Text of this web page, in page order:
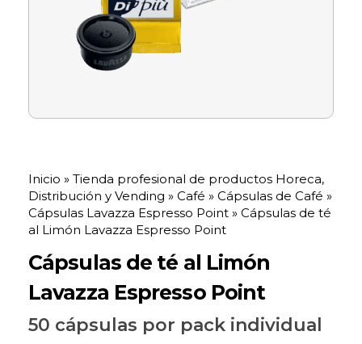
Inicio » Tienda profesional de productos Horeca,
Distribución y Vending » Café » Cápsulas de Café »
Cápsulas Lavazza Espresso Point » Cápsulas de té
al Limón Lavazza Espresso Point
Cápsulas de té al Limón
Lavazza Espresso Point
50 cápsulas por pack individual